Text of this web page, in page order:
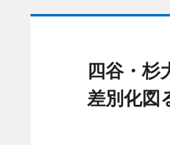
四谷・杉
差別化図